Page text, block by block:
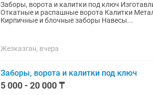
Заборы, ворота и калитки под ключ Изготавливаем и устанавливаем: Заборы жалюзи
Откатные и распашные ворота Калитки Металлические и комбинированные ограждения
Кирпичные и блочные заборы Навесы...
Жезказган, вчера
Заборы, ворота и калитки под ключ
5 000 - 20 000 ₸